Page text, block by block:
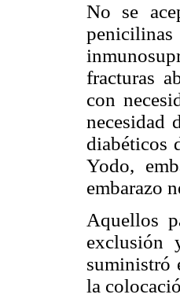
No se
fracturas
con
necesidad
diabéticos
Yodo,
embarazo
Aquellos
exclusión
suministró
la